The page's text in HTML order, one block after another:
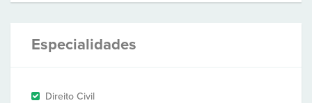
Especialidades
Direito Civil